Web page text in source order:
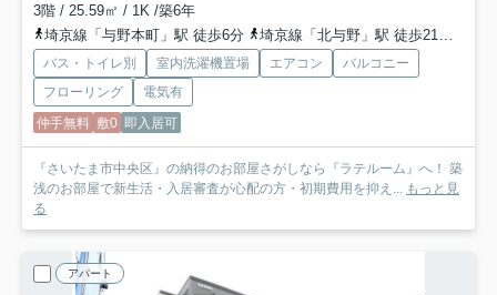
3階 / 25.59㎡ / 1K /築6年
埼京線「与野本町」駅 徒歩6分
埼京線「北与野」駅 徒歩21分
バス・トイレ別 室内洗濯機置場 エアコン
バルコニー
フローリング
電気有
仲手無料 敷0 即入居可
『さいたま市中央区』の納得のお部屋さがしなら『ラテルーム』へ！ 築
浅のお部屋で新生活・入居審査が心配の方・初期費用を抑え... もっと見
る
アパート